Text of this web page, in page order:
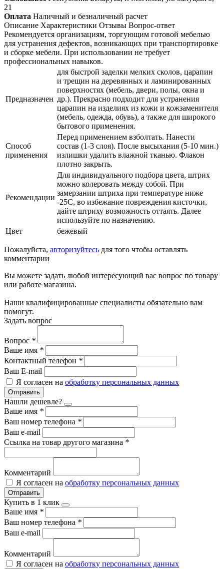
21
Оплата Наличный и безналичный расчет
Описание Характеристики Отзывы Вопрос-ответ
Рекомендуется организациям, торгующим готовой мебелью
для устранения дефектов, возникающих при транспортировке
и сборке мебели. При использовании не требует
профессиональных навыков.
Предназначен
для быстрой заделки мелких сколов, царапин
и трещин на деревянных и ламинированных
поверхностях (мебель, двери, полы, окна и
др.). Прекрасно подходит для устранения
царапин на изделиях из кожи и кожзаменителя
(мебель, одежда, обувь), а также для широкого
бытового применения.
Способ
применения
Перед применением взболтать. Нанести
состав (1-3 слоя). После высыхания (5-10 мин.)
излишки удалить влажной тканью. Флакон
плотно закрыть.
Рекомендации
Для индивидуального подбора цвета, штрих
можно колеровать между собой. При
замерзании штриха при температуре ниже
-25С, во избежание повреждения кисточки,
дайте штриху возможность оттаять. Далее
используйте по назначению.
Цвет
бежевый
Пожалуйста, авторизуйтесь для того чтобы оставлять
комментарии
Вы можете задать любой интересующий вас вопрос по товару
или работе магазина.
Наши квалифицированные специалисты обязательно вам
помогут.
Задать вопрос
Вопрос *
Ваше имя *
Контактный телефон *
Ваш E-mail
Я согласен на обработку персональных данных
Отправить
Нашли дешевле?
Ваше имя *
Ваш номер телефона *
Ваш e-mail
Ссылка на товар другого магазина *
Комментарий
Я согласен на обработку персональных данных
Отправить
Купить в 1 клик
Ваше имя *
Ваш номер телефона *
Ваш e-mail
Комментарий
Я согласен на обработку персональных данных